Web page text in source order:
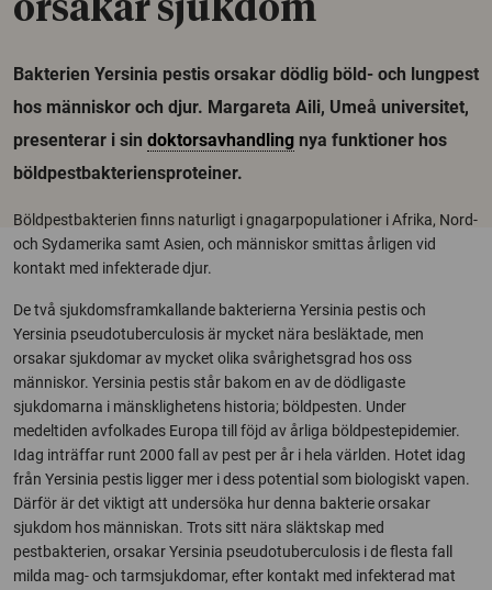
orsakar sjukdom
Bakterien Yersinia pestis orsakar dödlig böld- och lungpest
hos människor och djur. Margareta Aili, Umeå universitet,
presenterar i sin doktorsavhandling nya funktioner hos
böldpestbakteriensproteiner.
Böldpestbakterien finns naturligt i gnagarpopulationer i Afrika, Nord-
och Sydamerika samt Asien, och människor smittas årligen vid
kontakt med infekterade djur.
De två sjukdomsframkallande bakterierna Yersinia pestis och
Yersinia pseudotuberculosis är mycket nära besläktade, men
orsakar sjukdomar av mycket olika svårighetsgrad hos oss
människor. Yersinia pestis står bakom en av de dödligaste
sjukdomarna i mänsklighetens historia; böldpesten. Under
medeltiden avfolkades Europa till föjd av årliga böldpestepidemier.
Idag inträffar runt 2000 fall av pest per år i hela världen. Hotet idag
från Yersinia pestis ligger mer i dess potential som biologiskt vapen.
Därför är det viktigt att undersöka hur denna bakterie orsakar
sjukdom hos människan. Trots sitt nära släktskap med
pestbakterien, orsakar Yersinia pseudotuberculosis i de flesta fall
milda mag- och tarmsjukdomar, efter kontakt med infekterad mat